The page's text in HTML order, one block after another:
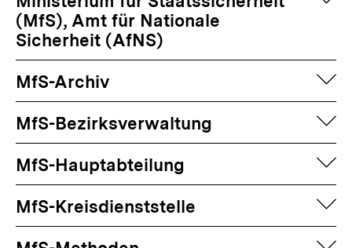
(MfS), Amt für Nationale
Sicherheit (AfNS)
MfS-Archiv
MfS-Bezirksverwaltung
MfS-Hauptabteilung
MfS-Kreisdienststelle